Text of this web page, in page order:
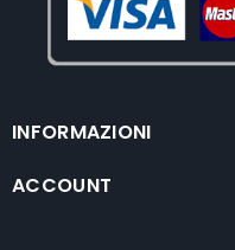
INFORMAZIONI
ACCOUNT